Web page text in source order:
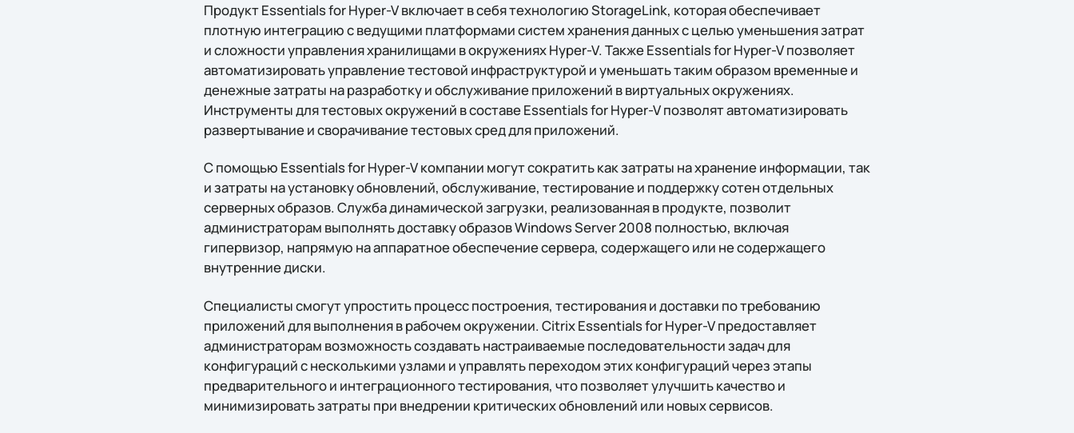
Продукт Essentials for Hyper-V включает в себя технологию StorageLink, которая обеспечивает
плотную интеграцию с ведущими платформами систем хранения данных с целью уменьшения затрат
и сложности управления хранилищами в окружениях Hyper-V. Также Essentials for Hyper-V позволяет
автоматизировать управление тестовой инфраструктурой и уменьшать таким образом временные и
денежные затраты на разработку и обслуживание приложений в виртуальных окружениях.
Инструменты для тестовых окружений в составе Essentials for Hyper-V позволят автоматизировать
развертывание и сворачивание тестовых сред для приложений.
С помощью Essentials for Hyper-V компании могут сократить как затраты на хранение информации, так
и затраты на установку обновлений, обслуживание, тестирование и поддержку сотен отдельных
серверных образов. Служба динамической загрузки, реализованная в продукте, позволит
администраторам выполнять доставку образов Windows Server 2008 полностью, включая
гипервизор, напрямую на аппаратное обеспечение сервера, содержащего или не содержащего
внутренние диски.
Специалисты смогут упростить процесс построения, тестирования и доставки по требованию
приложений для выполнения в рабочем окружении. Citrix Essentials for Hyper-V предоставляет
администраторам возможность создавать настраиваемые последовательности задач для
конфигураций с несколькими узлами и управлять переходом этих конфигураций через этапы
предварительного и интеграционного тестирования, что позволяет улучшить качество и
минимизировать затраты при внедрении критических обновлений или новых сервисов.